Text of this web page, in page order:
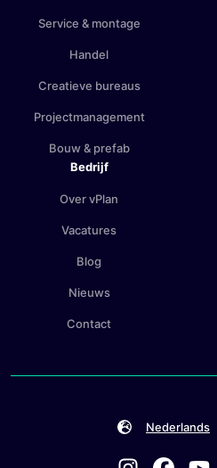
Service & montage
Handel
Creatieve bureaus
Projectmanagement
Bouw & prefab
Bedrijf
Over vPlan
Vacatures
Blog
Nieuws
Contact
Nederlands